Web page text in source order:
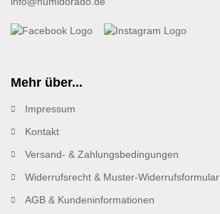
Mehr über...
Impressum
Kontakt
Versand- & Zahlungsbedingungen
Widerrufsrecht & Muster-Widerrufsformular
AGB & Kundeninformationen